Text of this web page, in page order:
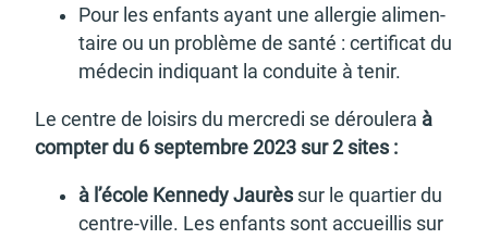
Pour les enfants ayant une aller­gie alimen­
taire ou un problème de santé : certi­fi­cat du
méde­cin indiquant la conduite à tenir.
Le centre de loisirs du mercredi se dérou­lera à
comp­ter du 6 septembre 2023 sur 2 sites :
à l’école Kennedy Jaurès sur le quar­tier du
centre-ville. Les enfants sont accueillis sur